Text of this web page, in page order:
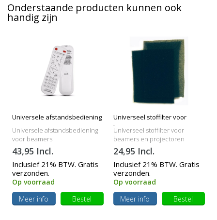
Onderstaande producten kunnen ook
handig zijn
Universele afstandsbediening
Universele afstandsbediening
voor beamers
43,95 Incl.
Inclusief 21% BTW. Gratis
verzonden.
Op voorraad
Meer info
Bestel
Universeel stoffilter voor
beamers
Universeel stoffilter voor
beamers en projectoren
24,95 Incl.
Inclusief 21% BTW. Gratis
verzonden.
Op voorraad
Meer info
Bestel